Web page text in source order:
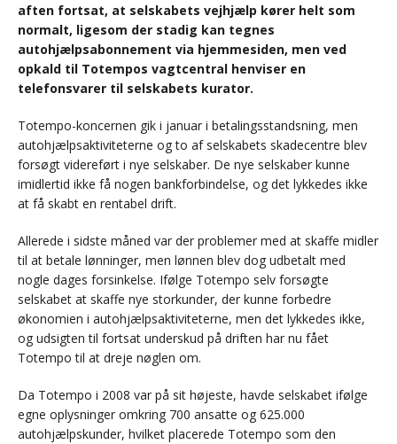
aften fortsat, at selskabets vejhjælp kører helt som
normalt, ligesom der stadig kan tegnes
autohjælpsabonnement via hjemmesiden, men ved
opkald til Totempos vagtcentral henviser en
telefonsvarer til selskabets kurator.
Totempo-koncernen gik i januar i betalingsstandsning, men
autohjælpsaktiviteterne og to af selskabets skadecentre blev
forsøgt videreført i nye selskaber. De nye selskaber kunne
imidlertid ikke få nogen bankforbindelse, og det lykkedes ikke
at få skabt en rentabel drift.
Allerede i sidste måned var der problemer med at skaffe midler
til at betale lønninger, men lønnen blev dog udbetalt med
nogle dages forsinkelse. Ifølge Totempo selv forsøgte
selskabet at skaffe nye storkunder, der kunne forbedre
økonomien i autohjælpsaktiviteterne, men det lykkedes ikke,
og udsigten til fortsat underskud på driften har nu fået
Totempo til at dreje nøglen om.
Da Totempo i 2008 var på sit højeste, havde selskabet ifølge
egne oplysninger omkring 700 ansatte og 625.000
autohjælpskunder, hvilket placerede Totempo som den